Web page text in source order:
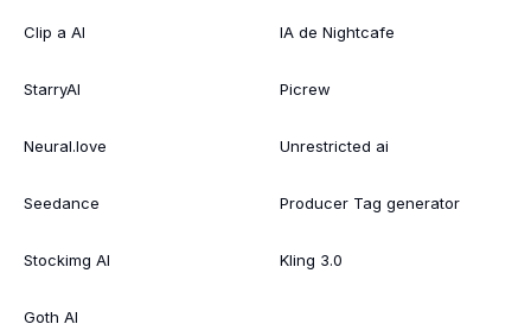
Clip a AI
StarryAI
Neural.love
Seedance
Stockimg AI
Goth AI
IA de Nightcafe
Picrew
Unrestricted ai
Producer Tag generator
Kling 3.0